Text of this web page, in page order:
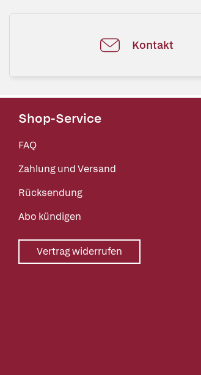
Kontakt
Shop-Service
FAQ
Zahlung und Versand
Rücksendung
Abo kündigen
Vertrag widerrufen